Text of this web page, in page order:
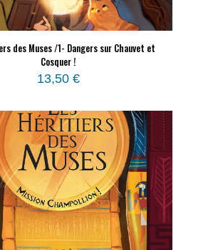
des Muses /1- Dangers sur Chauvet et
Cosquer !
13,50 €